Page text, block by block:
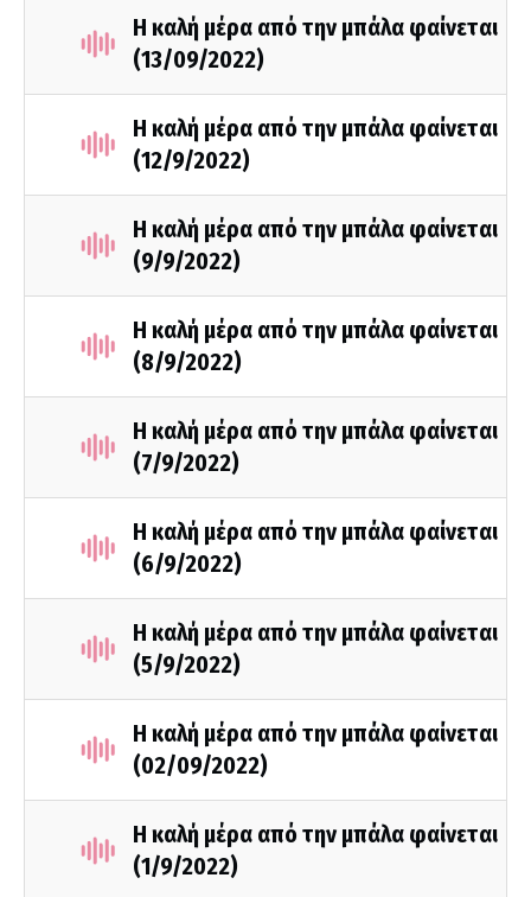
Η καλή μέρα από την μπάλα φαίνεται
(13/09/2022)
Η καλή μέρα από την μπάλα φαίνεται
(12/9/2022)
Η καλή μέρα από την μπάλα φαίνεται
(9/9/2022)
Η καλή μέρα από την μπάλα φαίνεται
(8/9/2022)
Η καλή μέρα από την μπάλα φαίνεται
(7/9/2022)
Η καλή μέρα από την μπάλα φαίνεται
(6/9/2022)
Η καλή μέρα από την μπάλα φαίνεται
(5/9/2022)
Η καλή μέρα από την μπάλα φαίνεται
(02/09/2022)
Η καλή μέρα από την μπάλα φαίνεται
(1/9/2022)